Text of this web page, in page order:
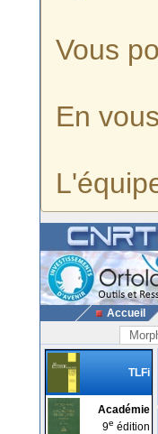
Vous
En
Accueil
TLFi
Académie
9e édition